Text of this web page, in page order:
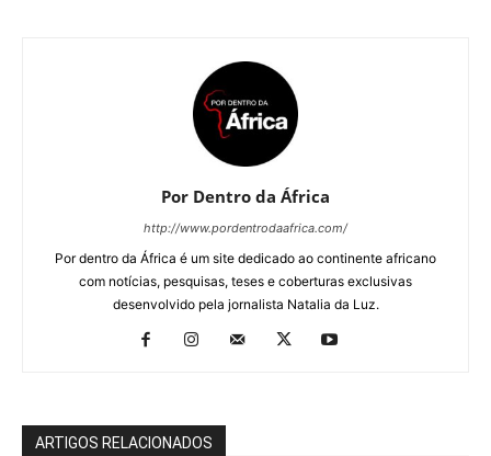
Por Dentro da África
http://www.pordentrodaafrica.com/
Por dentro da África é um site dedicado ao continente africano
com notícias, pesquisas, teses e coberturas exclusivas
desenvolvido pela jornalista Natalia da Luz.
ARTIGOS RELACIONADOS